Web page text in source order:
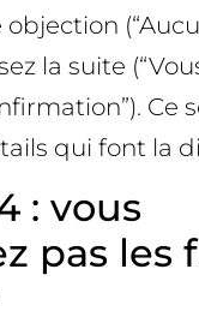
la suite
Ce
qui font la
: vous
pas les